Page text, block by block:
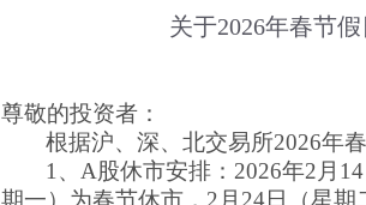
关于2026年春节
尊敬的投资者：
根据沪、深、北交易所2026年
1、 A股休市安排：2026年2月
期一）为春节休市 ， 2月24日（星期